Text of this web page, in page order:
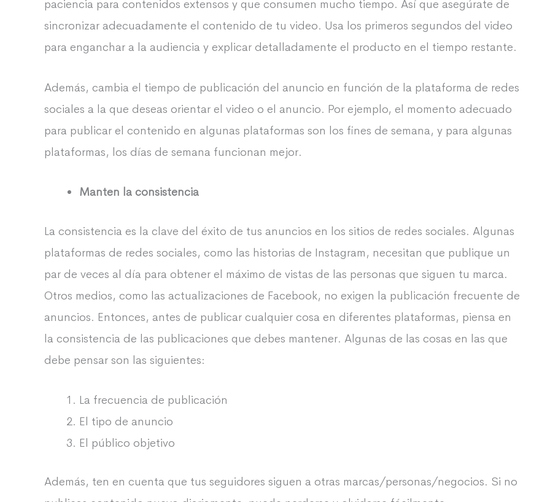
paciencia para contenidos extensos y que consumen mucho tiempo. Así que asegúrate de
sincronizar adecuadamente el contenido de tu video. Usa los primeros segundos del video
para enganchar a la audiencia y explicar detalladamente el producto en el tiempo restante.
Además, cambia el tiempo de publicación del anuncio en función de la plataforma de redes
sociales a la que deseas orientar el video o el anuncio. Por ejemplo, el momento adecuado
para publicar el contenido en algunas plataformas son los fines de semana, y para algunas
plataformas, los días de semana funcionan mejor.
Manten la consistencia
La consistencia es la clave del éxito de tus anuncios en los sitios de redes sociales. Algunas
plataformas de redes sociales, como las historias de Instagram, necesitan que publique un
par de veces al día para obtener el máximo de vistas de las personas que siguen tu marca.
Otros medios, como las actualizaciones de Facebook, no exigen la publicación frecuente de
anuncios. Entonces, antes de publicar cualquier cosa en diferentes plataformas, piensa en
la consistencia de las publicaciones que debes mantener. Algunas de las cosas en las que
debe pensar son las siguientes:
La frecuencia de publicación
El tipo de anuncio
El público objetivo
Además, ten en cuenta que tus seguidores siguen a otras marcas/personas/negocios. Si no